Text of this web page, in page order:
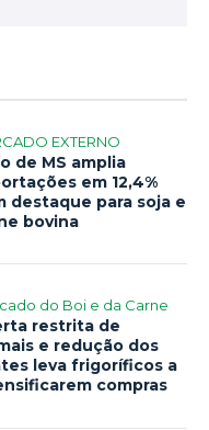
EXTERNO
de MS amplia
em 12,4%
destaque para soja e
bovina
do Boi e da Carne
restrita de
e redução dos
leva frigoríficos a
compras